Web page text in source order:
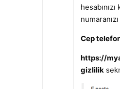
Cep
https://
gizlilik